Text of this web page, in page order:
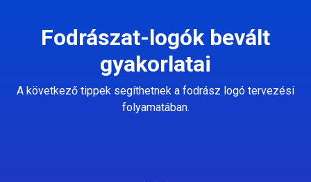
Fodrászat-logók bevált
gyakorlatai
A következő tippek segíthetnek a fodrász logó tervezési
folyamatában.